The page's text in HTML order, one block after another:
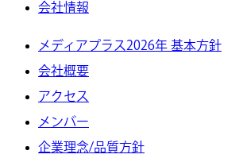
会社情報
メディアプラス2026年 基本方針
会社概要
アクセス
メンバー
企業理念/品質方針